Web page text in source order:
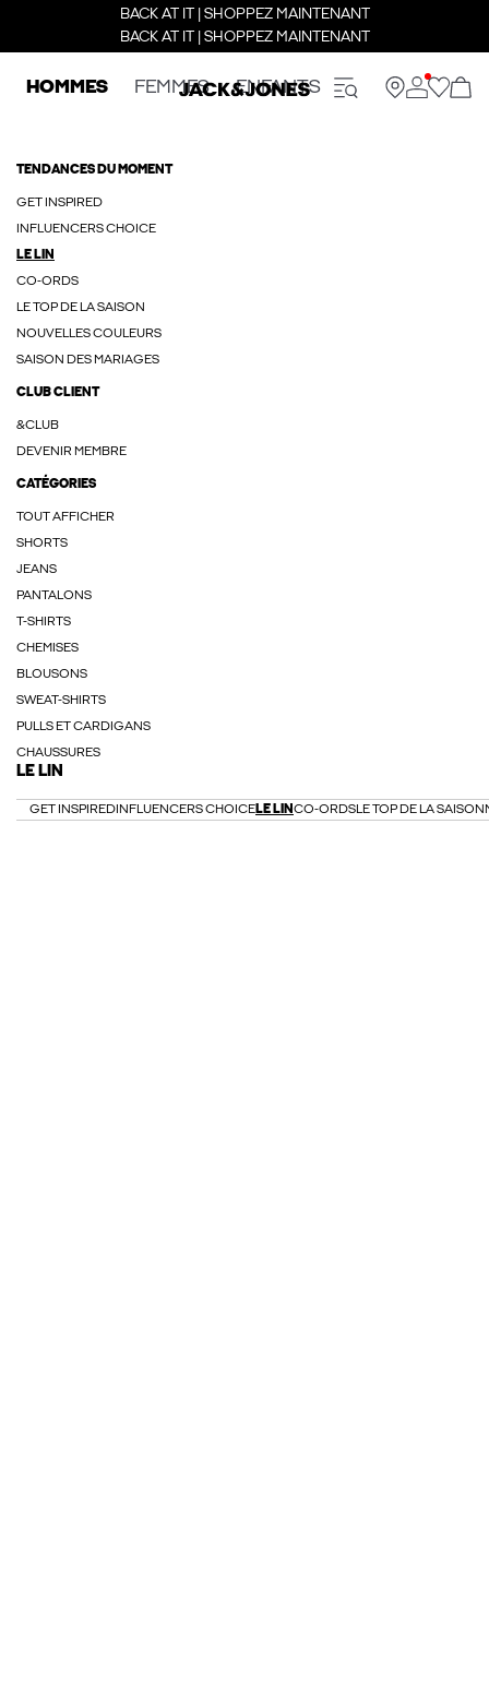
BACK AT IT | SHOPPEZ MAINTENANT
BACK AT IT | SHOPPEZ MAINTENANT
HOMMES FEMMES ENFANTS
TENDANCES DU MOMENT
GET INSPIRED
INFLUENCERS CHOICE
LE LIN
CO-ORDS
LE TOP DE LA SAISON
NOUVELLES COULEURS
SAISON DES MARIAGES
CLUB CLIENT
&CLUB
DEVENIR MEMBRE
CATÉGORIES
TOUT AFFICHER
SHORTS
JEANS
PANTALONS
T-SHIRTS
CHEMISES
BLOUSONS
SWEAT-SHIRTS
PULLS ET CARDIGANS
CHAUSSURES
LE LIN
GET INSPIRED INFLUENCERS CHOICELE LIN CO-ORDSLE TOP DE LA SAISON